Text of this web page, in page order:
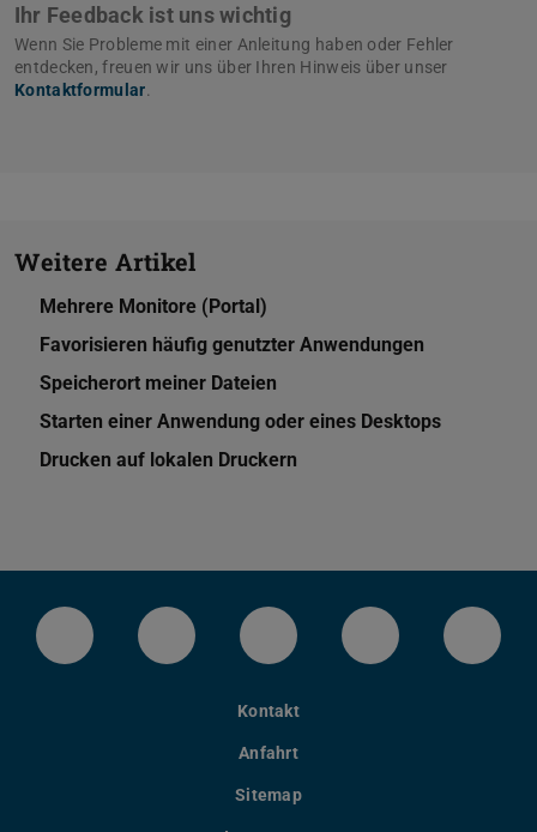
Ihr Feedback ist uns wichtig
Wenn Sie Probleme mit einer Anleitung haben oder Fehler
entdecken, freuen wir uns über Ihren Hinweis über unser
Kontaktformular.
Weitere Artikel
Mehrere Monitore (Portal)
Favorisieren häufig genutzter Anwendungen
Speicherort meiner Dateien
Starten einer Anwendung oder eines Desktops
Drucken auf lokalen Druckern
LinkedIn-Seite der TU Darmstadt
Instagram-Kanal der TU
Bluesky-Kanal der TU
Facebook-
Kontakt
Anfahrt
Sitemap